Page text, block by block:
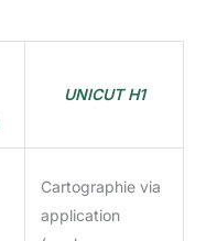
UNICUT H1
Cartographie via
application